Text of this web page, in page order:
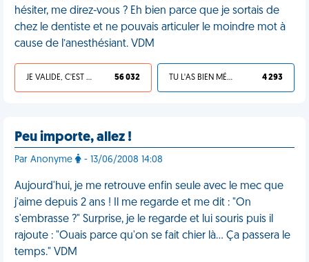
hésiter, me direz-vous ? Eh bien parce que je sortais de
chez le dentiste et ne pouvais articuler le moindre mot à
cause de l’anesthésiant. VDM
JE VALIDE, C'EST UNE VDM 56 032 TU L'AS BIEN MÉRITÉ 4 293
Peu importe, allez !
Par Anonyme - 13/06/2008 14:08
Aujourd'hui, je me retrouve enfin seule avec le mec que
j'aime depuis 2 ans ! Il me regarde et me dit : "On
s'embrasse ?" Surprise, je le regarde et lui souris puis il
rajoute : "Ouais parce qu'on se fait chier là… Ça passera le
temps." VDM